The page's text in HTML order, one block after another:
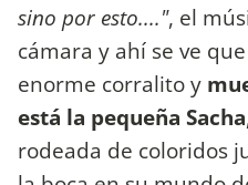
sino por esto....", el
cámara y ahí se ve
enorme corralito y
está la pequeña Sacha
rodeada de coloridos